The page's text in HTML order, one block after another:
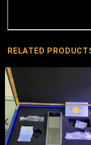
RELATED